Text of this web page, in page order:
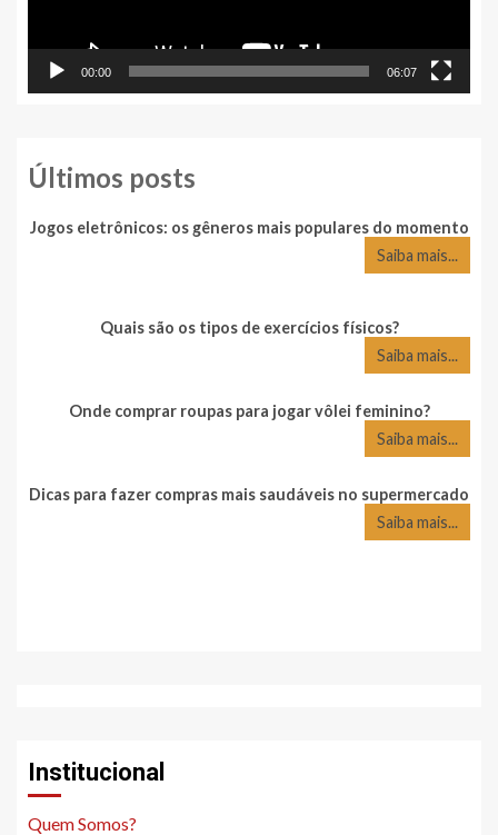
00:00 06:07
Últimos posts
Jogos eletrônicos: os gêneros mais populares do momento
Saiba mais...
Quais são os tipos de exercícios físicos?
Saiba mais...
Onde comprar roupas para jogar vôlei feminino?
Saiba mais...
Dicas para fazer compras mais saudáveis no supermercado
Saiba mais...
Institucional
Quem Somos?